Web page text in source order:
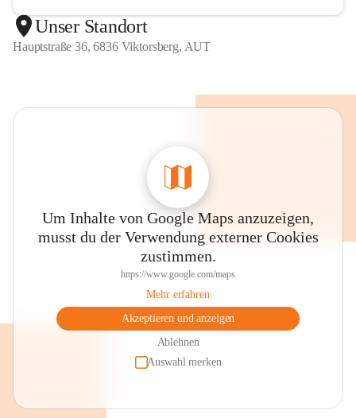
Unser Standort
Hauptstraße 36, 6836 Viktorsberg, AUT
Um Inhalte von Google Maps anzuzeigen,
musst du der Verwendung externer Cookies
zustimmen.
https://www.google.com/maps
Mehr erfahren
Akzeptieren und anzeigen
Ablehnen
Auswahl merken